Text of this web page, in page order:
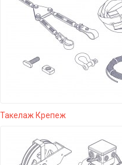
Такелаж Крепеж